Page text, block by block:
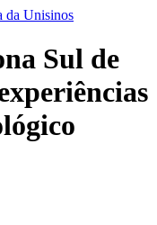
da Unisinos
Sul de